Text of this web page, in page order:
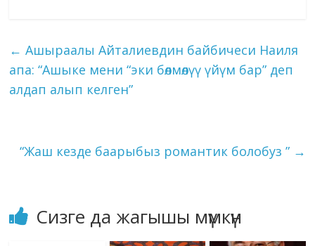
o
o
k
a
m
dI
n
r er A
p
p
n
g
er
kl
as
s
l et y
Li
n
e
← Ашыраалы Айталиевдин байбичеси Наиля
апа: “Ашыке мени “эки бөлмөлүү үйүм бар” деп
алдап алып келген”
“Жаш кезде баарыбыз романтик болобуз ” →
Сизге да жагышы мүмкүн